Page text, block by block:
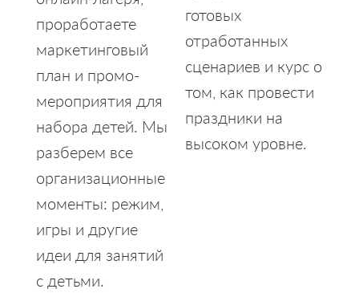
проработаете
маркетинговый
план и промо-
мероприятия для
набора детей. Мы
разберем все
организационные
моменты: режим,
игры и другие
идеи для занятий
с детьми.
готовых
отработанных
сценариев и курс о
том, как провести
праздники на
высоком уровне.